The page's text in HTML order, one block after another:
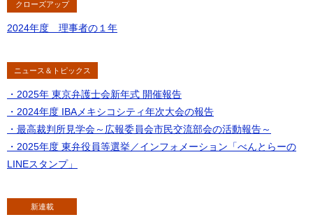
クローズアップ
2024年度 理事者の１年
ニュース＆トピックス
・2025年 東京弁護士会新年式 開催報告
・2024年度 IBAメキシコシティ年次大会の報告
・最高裁判所見学会～広報委員会市民交流部会の活動報告～
・2025年度 東弁役員等選挙／インフォメーション「べんとらーの
LINEスタンプ」
新連載